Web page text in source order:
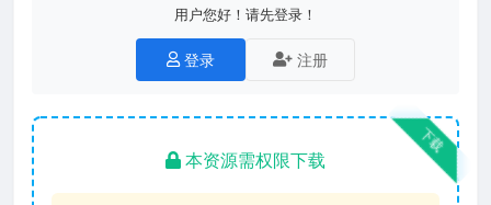
用户您好！请先登录！
登录 注册
下载
本资源需权限下载